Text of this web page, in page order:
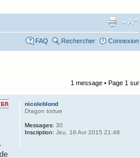
FAQ Rechercher Connexion
1 message • Page 1 sur
nicoleblond
Dragon tortue
Messages: 30
Inscription: Jeu, 16 Avr 2015 21:46